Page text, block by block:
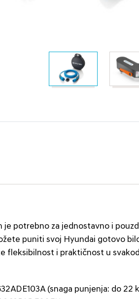
je potrebno za jednostavno i
puniti svoj Hyundai gotovo
fleksibilnost i praktičnost u
(snaga punjenja: do 22